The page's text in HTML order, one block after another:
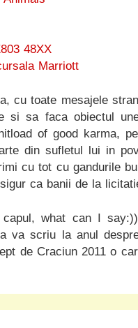
48XX
Marriott
cu toate mesajele
si sa faca obiectul
of good karma,
din sufletul lui in
cu tot cu gandurile
ca banii de la
what can I
va scriu la anul
de Craciun 2011 o